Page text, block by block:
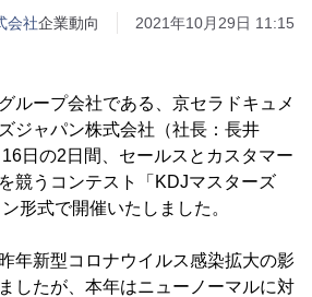
会社企業動向 2021年10月29日 11:15
ループ会社である、京セラドキュメ
ジャパン株式会社（社長：長井
日の2日間、セールスとカスタマー
競うコンテスト「KDJマスターズ
形式で開催いたしました。
年新型コロナウイルス感染拡大の影
したが、本年はニューノーマルに対